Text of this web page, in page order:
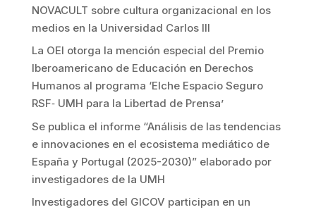
NOVACULT sobre cultura organizacional en los
medios en la Universidad Carlos III
La OEI otorga la mención especial del Premio
Iberoamericano de Educación en Derechos
Humanos al programa ‘Elche Espacio Seguro
RSF‐ UMH para la Libertad de Prensa’
Se publica el informe “Análisis de las tendencias
e innovaciones en el ecosistema mediático de
España y Portugal (2025-2030)” elaborado por
investigadores de la UMH
Investigadores del GICOV participan en un